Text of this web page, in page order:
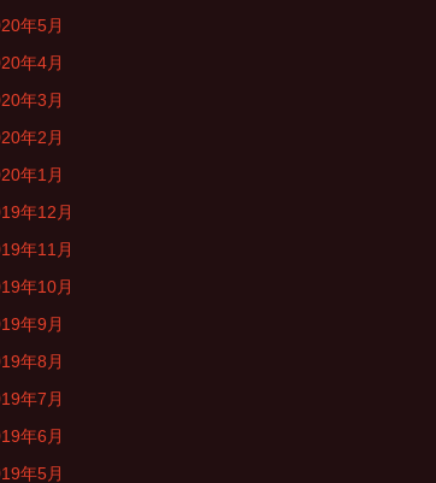
年5月
年4月
年3月
年2月
年1月
年12月
年11月
年10月
年9月
年8月
年7月
年6月
年5月